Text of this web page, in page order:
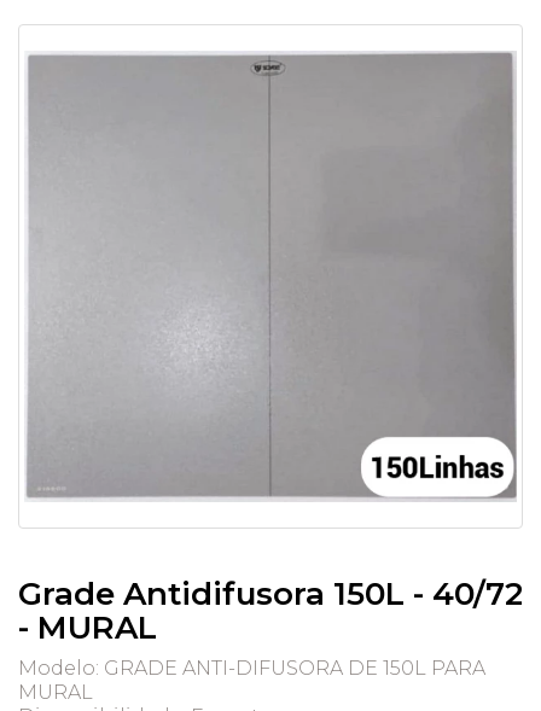
Grade Antidifusora 150L - 40/72
- MURAL
Modelo: GRADE ANTI-DIFUSORA DE 150L PARA
MURAL